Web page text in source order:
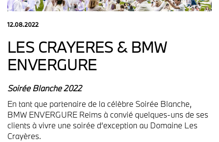
12.08.2022
LES CRAYERES & BMW
ENVERGURE
Soirée Blanche 2022
En tant que partenaire de la célèbre Soirée Blanche,
BMW ENVERGURE Reims à convié quelques-uns de ses
clients à vivre une soirée d’exception au Domaine Les
Crayères.